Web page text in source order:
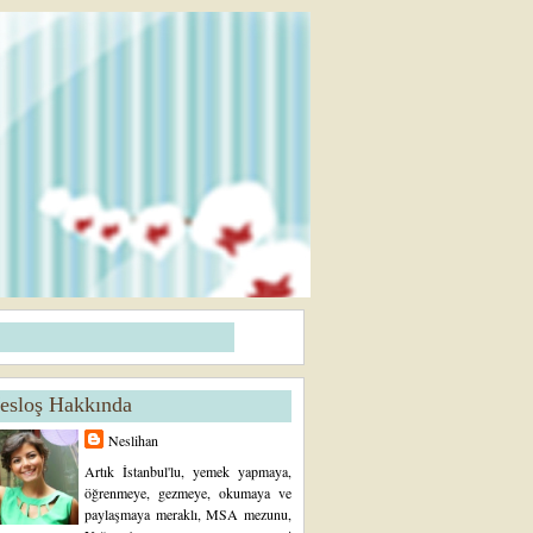
Hakkında
Neslihan
Artık İstanbul'lu, yemek yapmaya,
öğrenmeye, gezmeye, okumaya ve
paylaşmaya meraklı, MSA mezunu,